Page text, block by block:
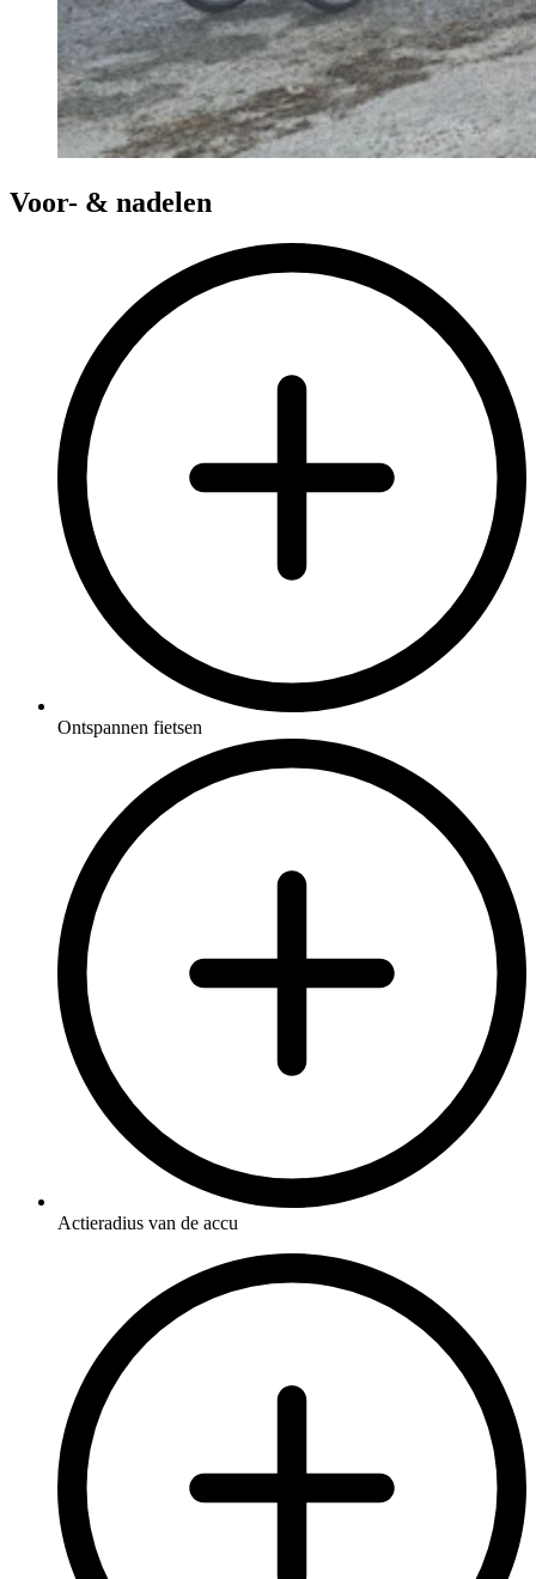
Voor- & nadelen
Ontspannen fietsen
Actieradius van de accu